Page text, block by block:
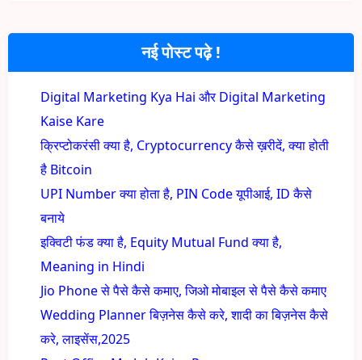
नई पोस्ट पढ़े !
Digital Marketing Kya Hai और Digital Marketing
Kaise Kare
क्रिप्टोकरंसी क्या है, Cryptocurrency कैसे ख़रीदें, क्या होती
है Bitcoin
UPI Number क्या होता है, PIN Code यूपीआई, ID कैसे
बनाये
इक्विटी फंड क्या है, Equity Mutual Fund क्या है,
Meaning in Hindi
Jio Phone से पैसे कैसे कमाए, जिओ मोबाइल से पैसे कैसे कमाए
Wedding Planner बिज़नेस कैसे करे, शादी का बिज़नेस कैसे
करे, लाइसेंस,2025